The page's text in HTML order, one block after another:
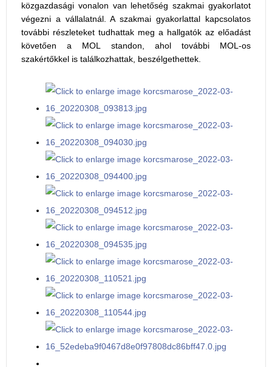
közgazdasági vonalon van lehetőség szakmai gyakorlatot
végezni a vállalatnál. A szakmai gyakorlattal kapcsolatos
további részleteket tudhattak meg a hallgatók az előadást
követően a MOL standon, ahol további MOL-os
szakértőkkel is találkozhattak, beszélgethettek.